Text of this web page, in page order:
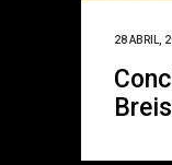
28 ABRIL,
Breis